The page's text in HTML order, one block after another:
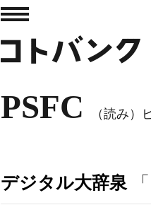
PSFC （読み）
デジタル大辞泉